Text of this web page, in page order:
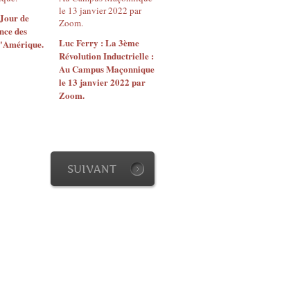
de
des
Luc Ferry : La 3ème
Révolution Inductrielle :
Au Campus Maçonnique
le 13 janvier 2022 par
Zoom.
SUIVANT